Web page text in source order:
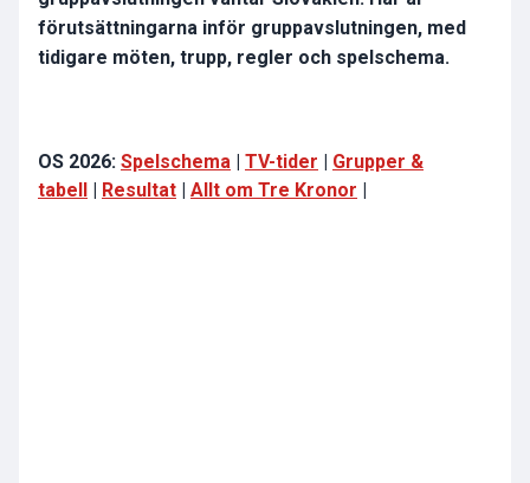
förutsättningarna inför gruppavslutningen, med
tidigare möten, trupp, regler och spelschema.
OS 2026: Spelschema TV-tider
Grupper &
tabell
Resultat Allt om Tre Kronor